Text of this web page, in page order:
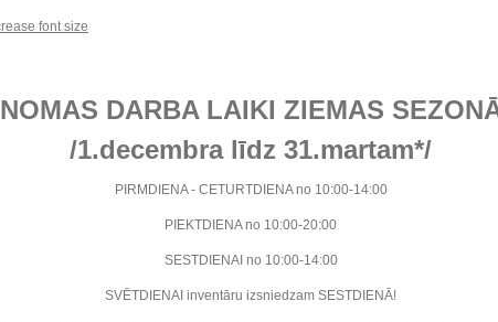
NOMAS DARBA LAIKI ZIEMAS
/1.decembra līdz 31.martam*/
PIRMDIENA - CETURTDIENA no 10:00-14:00
PIEKTDIENA no 10:00-20:00
SESTDIENAI no 10:00-14:00
SVĒTDIENAI inventāru izsniedzam SESTDIENĀ!